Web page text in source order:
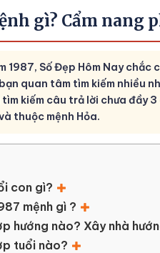
gì? Cẩm
1987, Số Đẹp Hôm Nay
quan tâm tìm kiếm nhiều
kiếm câu trả lời chưa đầy
thuộc mệnh Hỏa.
con gì?
mệnh gì ?
hướng nào? Xây nhà
tuổi nào?